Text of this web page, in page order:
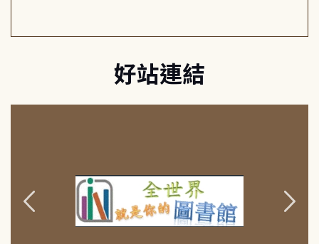
好站連結